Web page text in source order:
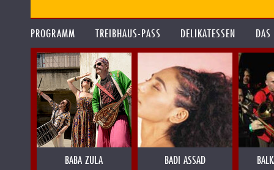
PROGRAMM TREIBHAUS-PASS DELIKATESSEN
BABA ZULA BADI ASSAD